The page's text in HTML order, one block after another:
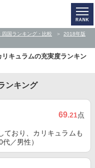
国ランキング・比較
2018年版
リキュラムの充実度ランキン
ンキング
69.21点
ており、カリキュラムも
／男性）